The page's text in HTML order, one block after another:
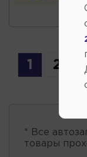
1 2
* Все
товары